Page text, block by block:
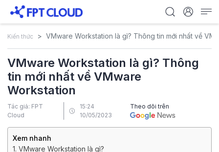
Kiến thức VMware Workstation là gì? Thông tin mới nhất về
VMware Workstation là gì? Thông
tin mới nhất về VMware
Workstation
Tác giả: FPT
Cloud
15:24
10/05/2023
Theo dõi trên
Xem nhanh
1. VMware Workstation là gì?